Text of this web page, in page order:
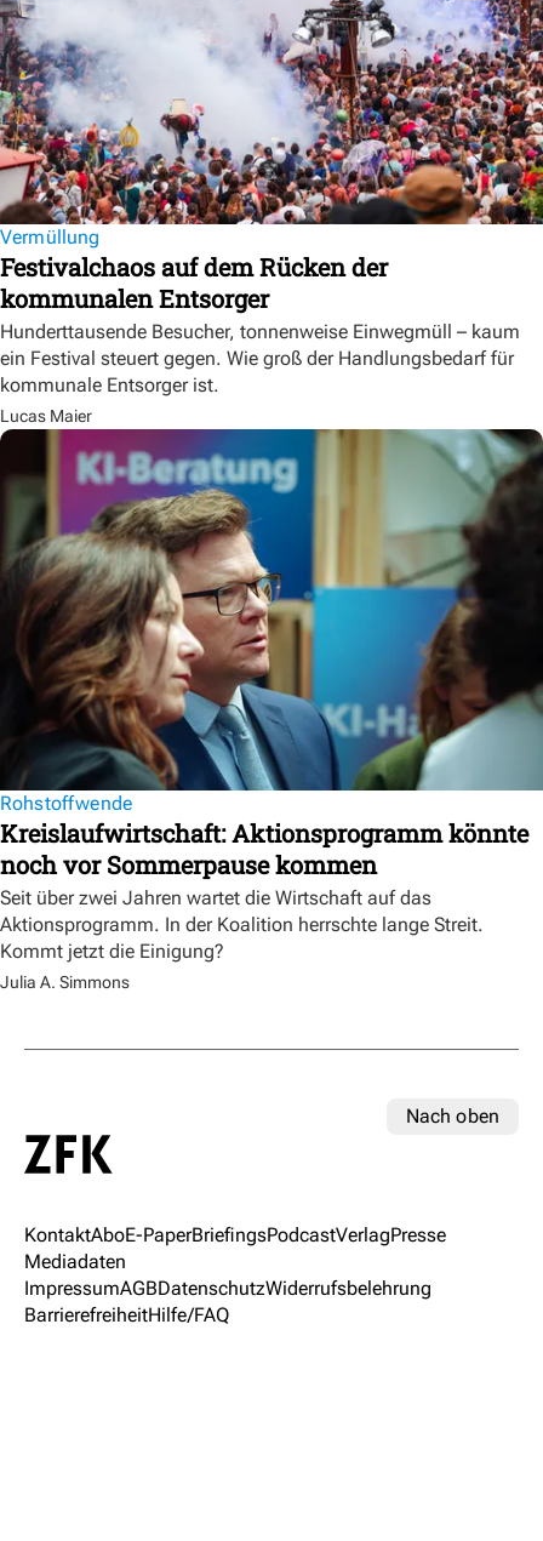
Vermüllung
Festivalchaos auf dem Rücken der
kommunalen Entsorger
Hunderttausende Besucher, tonnenweise Einwegmüll – kaum
ein Festival steuert gegen. Wie groß der Handlungsbedarf für
kommunale Entsorger ist.
Lucas Maier
Rohstoffwende
Kreislaufwirtschaft: Aktionsprogramm könnte
noch vor Sommerpause kommen
Seit über zwei Jahren wartet die Wirtschaft auf das
Aktionsprogramm. In der Koalition herrschte lange Streit.
Kommt jetzt die Einigung?
Julia A. Simmons
Nach oben
KontaktAboE-PaperBriefingsPodcastVerlagPresse
Mediadaten
ImpressumAGBDatenschutzWiderrufsbelehrung
BarrierefreiheitHilfe/FAQ